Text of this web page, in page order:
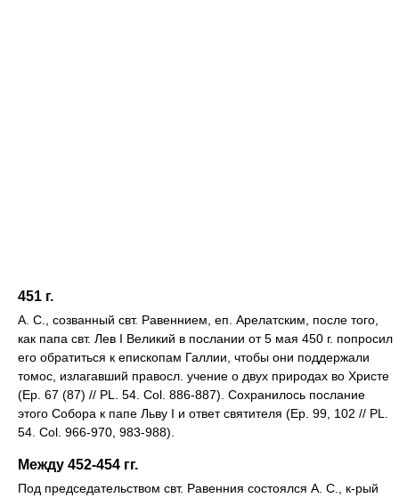
451 г.
А. С., созванный свт. Равеннием, еп. Арелатским, после того,
как папа свт. Лев I Великий в послании от 5 мая 450 г. попросил
его обратиться к епископам Галлии, чтобы они поддержали
томос, излагавший правосл. учение о двух природах во Христе
(Ep. 67 (87) // PL. 54. Col. 886-887). Сохранилось послание
этого Собора к папе Льву I и ответ святителя (Ep. 99, 102 // PL.
54. Col. 966-970, 983-988).
Между 452-454 гг.
Под председательством свт. Равенния состоялся А. С., к-рый